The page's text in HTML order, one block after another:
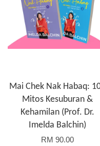
Mai Chek Nak Habaq:
Mitos Kesuburan &
Kehamilan (Prof. Dr.
Imelda Balchin)
RM 90.00